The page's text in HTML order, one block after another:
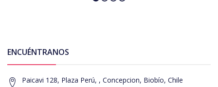
ENCUÉNTRANOS
Paicavi 128, Plaza Perú, , Concepcion, Biobío, Chile